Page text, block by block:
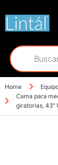
Home
Cama para
giratorias, 43″